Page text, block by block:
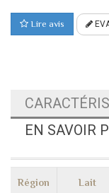
Lire avis
EN SAVOIR
Région Lait